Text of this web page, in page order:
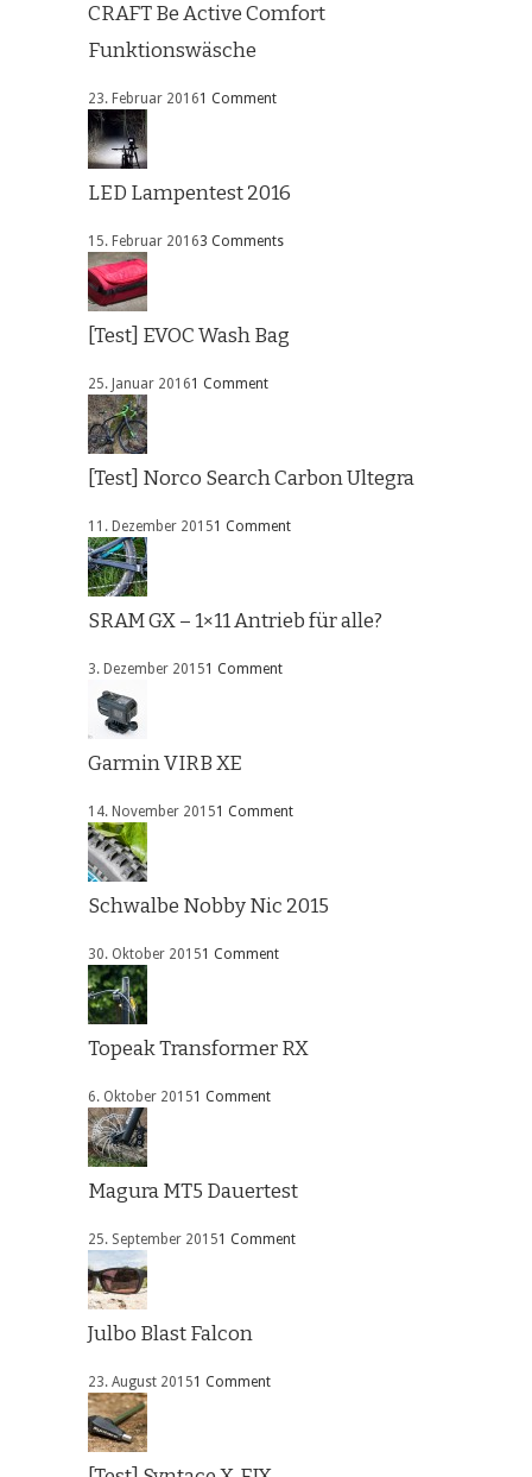
CRAFT Be Active Comfort
Funktionswäsche
23. Februar 20161 Comment
LED Lampentest 2016
15. Februar 20163 Comments
[Test] EVOC Wash Bag
25. Januar 20161 Comment
[Test] Norco Search Carbon Ultegra
11. Dezember 20151 Comment
SRAM GX – 1×11 Antrieb für alle?
3. Dezember 20151 Comment
Garmin VIRB XE
14. November 20151 Comment
Schwalbe Nobby Nic 2015
30. Oktober 20151 Comment
Topeak Transformer RX
6. Oktober 20151 Comment
Magura MT5 Dauertest
25. September 20151 Comment
Julbo Blast Falcon
23. August 20151 Comment